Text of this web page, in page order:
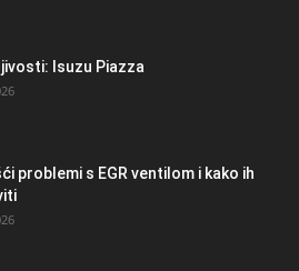
Isuzu Piazza
problemi s EGR ventilom i kako ih